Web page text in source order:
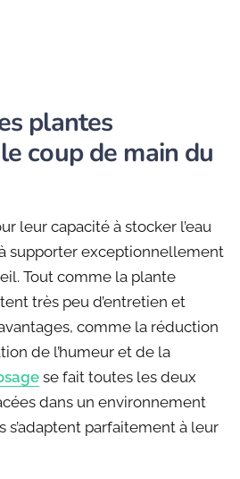
plantes
coup de main du
leur capacité à stocker l’eau
supporter exceptionnellement
Tout comme la plante
très peu d’entretien et
comme la réduction
de l’humeur et de la
se fait toutes les deux
dans un environnement
s’adaptent parfaitement à leur